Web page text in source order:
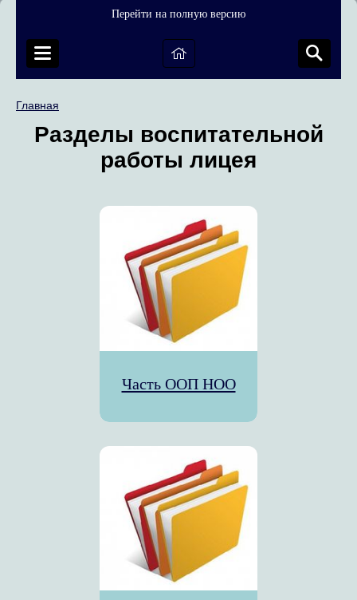
Перейти на полную версию
Главная
Разделы воспитательной
работы лицея
Часть ООП НОО